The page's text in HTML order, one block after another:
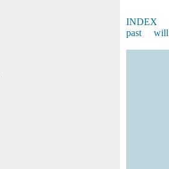
INDEX
past
will